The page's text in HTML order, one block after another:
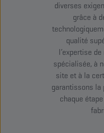
diverses
grâce à
qualité
l’expertise
spécialisée, à
site et à la
garantissons la
chaque